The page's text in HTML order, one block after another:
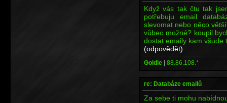
Když vás tak čtu tak
potřebuju email
slevomat nebo něco
vůbec možné? koupil
dostat emaily kam všude
(odpovědět)
Goldie | 88.86.108.*
re: Databáze emailů
Za sebe ti mohu